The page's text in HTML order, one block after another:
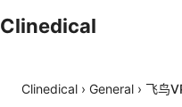
Clinedical
Clinedical › General › 飞鸟